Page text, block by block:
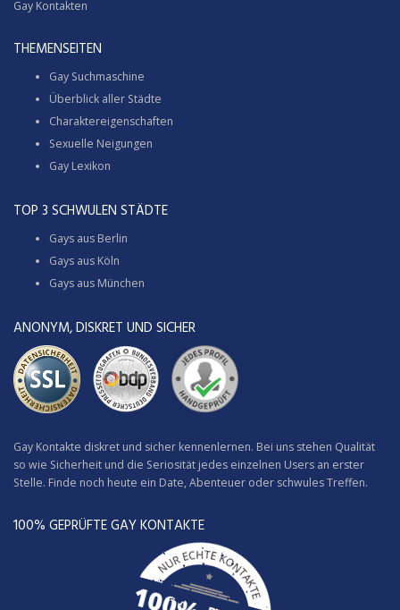
Gay Kontakten
THEMENSEITEN
Gay Suchmaschine
Überblick aller Städte
Charaktereigenschaften
Sexuelle Neigungen
Gay Lexikon
TOP 3 SCHWULEN STÄDTE
Gays aus Berlin
Gays aus Köln
Gays aus München
ANONYM, DISKRET UND SICHER
Gay Kontakte diskret und sicher kennenlernen. Bei uns stehen Qualität
so wie Sicherheit und die Seriosität jedes einzelnen Users an erster
Stelle. Finde noch heute ein Date, Abenteuer oder schwules Treffen.
100% GEPRÜFTE GAY KONTAKTE